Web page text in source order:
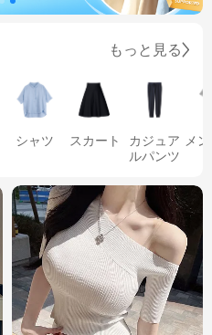
もっと見る
シャツ スカート
カジュア
ルパンツ
メ